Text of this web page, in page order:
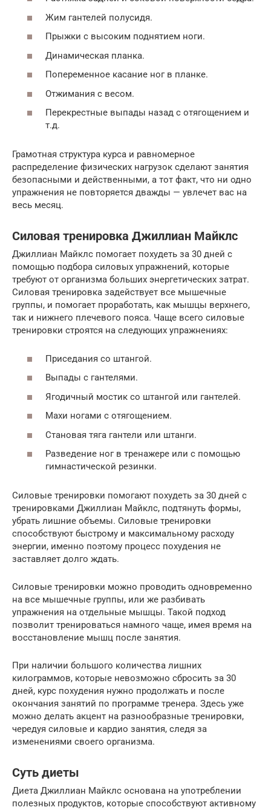
Жим гантелей полусидя.
Прыжки с высоким поднятием ноги.
Динамическая планка.
Попеременное касание ног в планке.
Отжимания с весом.
Перекрестные выпады назад с отягощением и
т.д.
Грамотная структура курса и равномерное
распределение физических нагрузок сделают занятия
безопасными и действенными, а тот факт, что ни одно
упражнения не повторяется дважды — увлечет вас на
весь месяц.
Силовая тренировка Джиллиан Майклс
Джиллиан Майклс помогает похудеть за 30 дней с
помощью подбора силовых упражнений, которые
требуют от организма больших энергетических затрат.
Силовая тренировка задействует все мышечные
группы, и помогает проработать, как мышцы верхнего,
так и нижнего плечевого пояса. Чаще всего силовые
тренировки строятся на следующих упражнениях:
Приседания со штангой.
Выпады с гантелями.
Ягодичный мостик со штангой или гантелей.
Махи ногами с отягощением.
Становая тяга гантели или штанги.
Разведение ног в тренажере или с помощью
гимнастической резинки.
Силовые тренировки помогают похудеть за 30 дней с
тренировками Джиллиан Майклс, подтянуть формы,
убрать лишние объемы. Силовые тренировки
способствуют быстрому и максимальному расходу
энергии, именно поэтому процесс похудения не
заставляет долго ждать.
Силовые тренировки можно проводить одновременно
на все мышечные группы, или же разбивать
упражнения на отдельные мышцы. Такой подход
позволит тренироваться намного чаще, имея время на
восстановление мышц после занятия.
При наличии большого количества лишних
килограммов, которые невозможно сбросить за 30
дней, курс похудения нужно продолжать и после
окончания занятий по программе тренера. Здесь уже
можно делать акцент на разнообразные тренировки,
чередуя силовые и кардио занятия, следя за
изменениями своего организма.
Суть диеты
Диета Джиллиан Майклс основана на употреблении
полезных продуктов, которые способствуют активному